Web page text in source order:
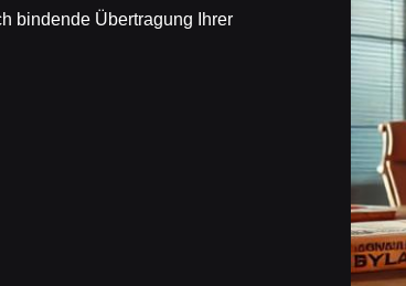
bindende Übertragung Ihrer